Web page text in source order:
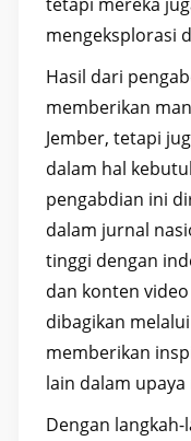
mengeksplorasi
Hasil dari
memberikan
Jember, tetapi
dalam hal
pengabdian ini
dalam jurnal
tinggi dengan
dan konten
dibagikan
memberikan
lain dalam
Dengan